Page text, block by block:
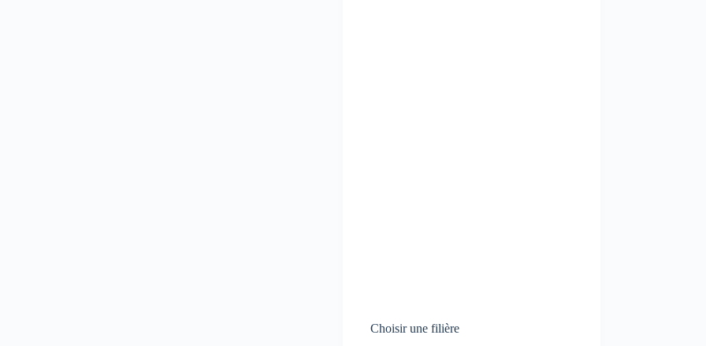
Choisir une filière